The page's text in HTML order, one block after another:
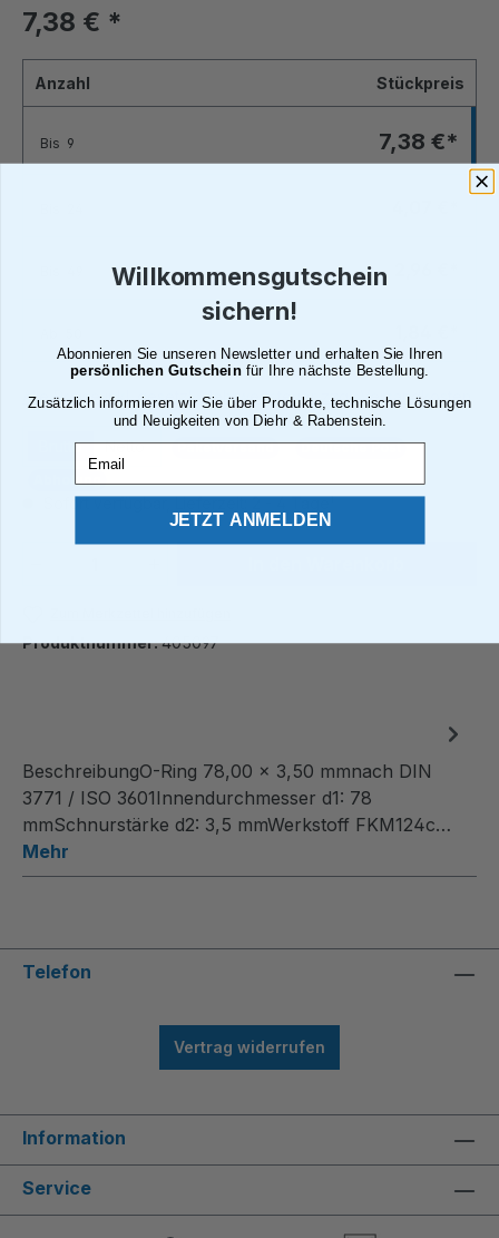
7,38 € *
Anzahl Stückpreis
Bis 9 7,38 €*
Alle Preise inkl. gesetzl. Mehrwertsteuer zzgl. Versandkosten
Brutto Netto Paketversand
Deutsche Post
Abholung
Sofort verfügbar, Lieferzeit: 2 - 4 Tage¹
Produktnummer:405097
BeschreibungO-Ring 78,00 x 3,50 mmnach DIN
3771 / ISO 3601Innendurchmesser d1: 78
mmSchnurstärke d2: 3,5 mmWerkstoff FKM124c…
Mehr
Telefon
Vertrag widerrufen
Information
Service
Willkommensgutschein
sichern!
Abonnieren Sie unseren Newsletter und erhalten Sie Ihren
persönlichen Gutscheinfür Ihre nächste Bestellung.
Zusätzlich informieren wir Sie über Produkte, technische Lösungen
und Neuigkeiten von Diehr & Rabenstein.
JETZT ANMELDEN